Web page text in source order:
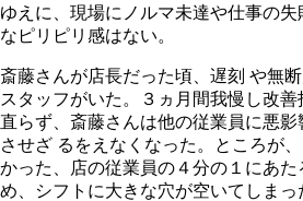
ゆえに、現場にノルマ未達や仕事の失
なピリピリ感はない。
斎藤さんが店長だった頃、遅刻 や無
スタッフがいた。３ヵ月間我慢し改
直らず、斎藤さんは他の従業員に悪
させざ るをえなくなった。ところが
かった、店の従業員の４分の１にあ
め、シフトに大きな穴が空いてしまっ